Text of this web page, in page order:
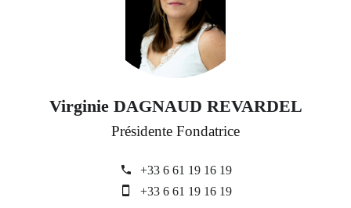
Virginie DAGNAUD REVARDEL
Présidente Fondatrice
+33 6 61 19 16 19
+33 6 61 19 16 19